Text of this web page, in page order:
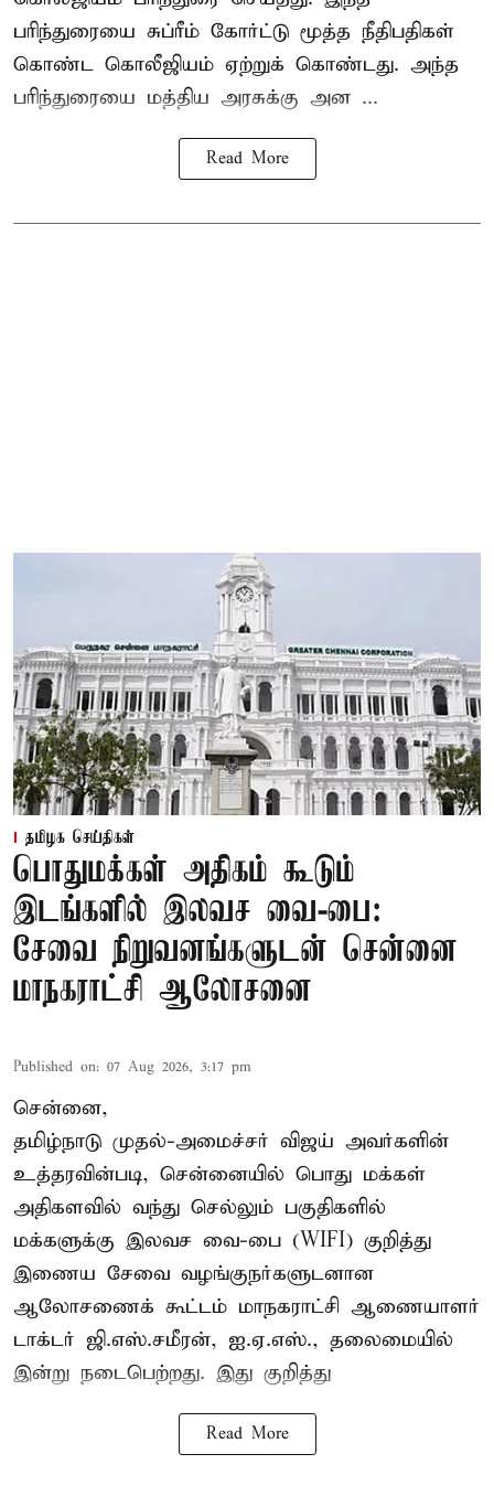
பரிந்துரையை சுப்ரீம் கோர்ட்டு மூத்த நீதிபதிகள்
கொண்ட கொலீஜியம் ஏற்றுக் கொண்டது. அந்த
பரிந்துரையை மத்திய அரசுக்கு அன ...
Read More
தமிழக செய்திகள்
பொதுமக்கள் அதிகம் கூடும்
இடங்களில் இலவச வை-பை:
சேவை நிறுவனங்களுடன் சென்னை
மாநகராட்சி ஆலோசனை
Published on: 07 Aug 2026, 3:17 pm
சென்னை,
தமிழ்நாடு முதல்-அமைச்சர் விஜய் அவர்களின்
உத்தரவின்படி, சென்னையில் பொது மக்கள்
அதிகளவில் வந்து செல்லும் பகுதிகளில்
மக்களுக்கு இலவச வை-பை (WIFI) குறித்து
இணைய சேவை வழங்குநர்களுடனான
ஆலோசணைக் கூட்டம் மாநகராட்சி ஆணையாளர்
டாக்டர் ஜி.எஸ்.சமீரன், ஐ.ஏ.எஸ்., தலைமையில்
இன்று நடைபெற்றது. இது குறித்து
Read More